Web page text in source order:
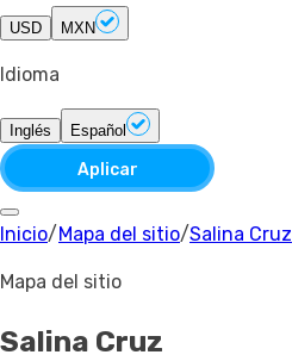
USD MXN
Idioma
Inglés Español
Aplicar
Inicio/ Mapa del sitio/Salina Cruz
Mapa del sitio
Salina Cruz